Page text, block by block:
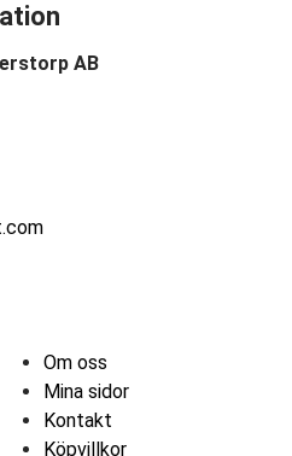
AB
Om oss
Mina sidor
Kontakt
Köpvillkor